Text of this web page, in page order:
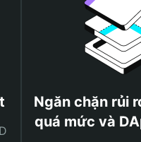
Ngăn chặn rủi
quá mức và